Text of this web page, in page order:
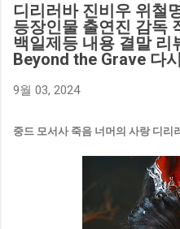
디리러바 진비우 위철
등장인물 출연진 감독
백일제등 내용 결말 리
Beyond the Grave 다
9월 03, 2024
중드 모서사 죽음 너머의 사랑 디리